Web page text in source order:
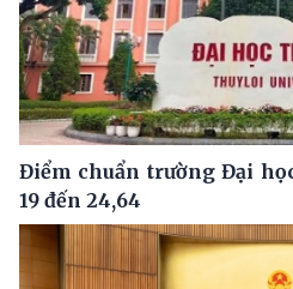
Điểm chuẩn trường Đại
19 đến 24,64